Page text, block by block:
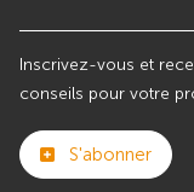
Inscrivez-vous et
conseils pour votre
S'abonner